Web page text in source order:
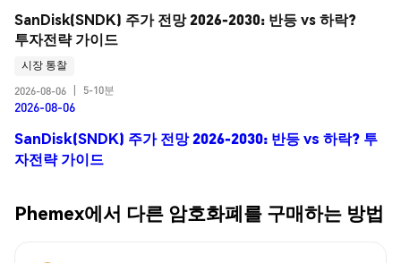
SanDisk(SNDK) 주가 전망 2026-2030: 반등 vs 하락?
투자전략 가이드
시장 통찰
2026-08-06
5-10분
2026-08-06
SanDisk(SNDK) 주가 전망 2026-2030: 반등 vs 하락? 투
자전략 가이드
Phemex에서 다른 암호화폐를 구매하는 방법